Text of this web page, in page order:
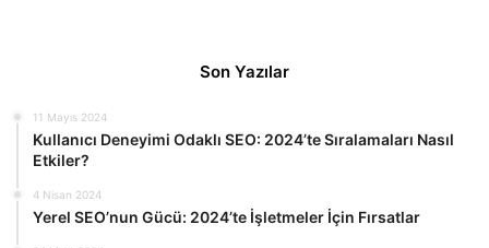
Son Yazılar
11 Mayıs 2024
Kullanıcı Deneyimi Odaklı SEO: 2024’te Sıralamaları Nasıl
Etkiler?
4 Nisan 2024
Yerel SEO’nun Gücü: 2024’te İşletmeler İçin Fırsatlar